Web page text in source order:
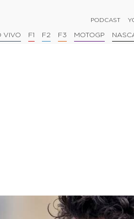
PODCAST
VIVO F1 F2 F3 MOTOGP